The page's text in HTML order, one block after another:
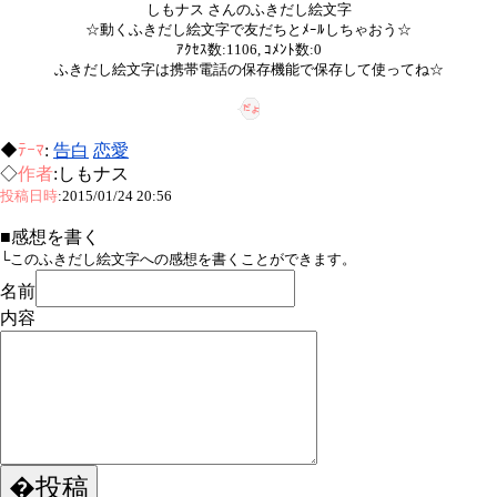
しもナス さんのふきだし絵文字
☆動くふきだし絵文字で友だちとﾒｰﾙしちゃおう☆
ｱｸｾｽ数:1106, ｺﾒﾝﾄ数:0
ふきだし絵文字は携帯電話の保存機能で保存して使ってね☆
◆ﾃｰﾏ: 告白 恋愛
◇作者:しもナス
投稿日時:2015/01/24 20:56
■感想を書く
└このふきだし絵文字への感想を書くことができます。
名前
内容